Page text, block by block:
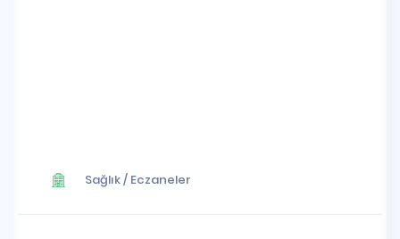
Sağlık/ Eczaneler